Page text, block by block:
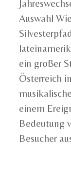
Auswahl
ein großer
Österreich
einem
Bedeutung
Besucher